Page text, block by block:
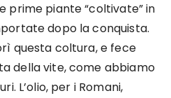
prime piante “coltivate” in
dopo la conquista.
questa coltura, e fece
della vite, come abbiamo
L’olio, per i Romani,